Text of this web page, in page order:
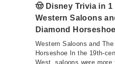
🤠 Disney Trivia in 1
Western Saloons
Diamond Horseshoe
Western Saloons and The
Horseshoe In the 19th-
West, saloons were